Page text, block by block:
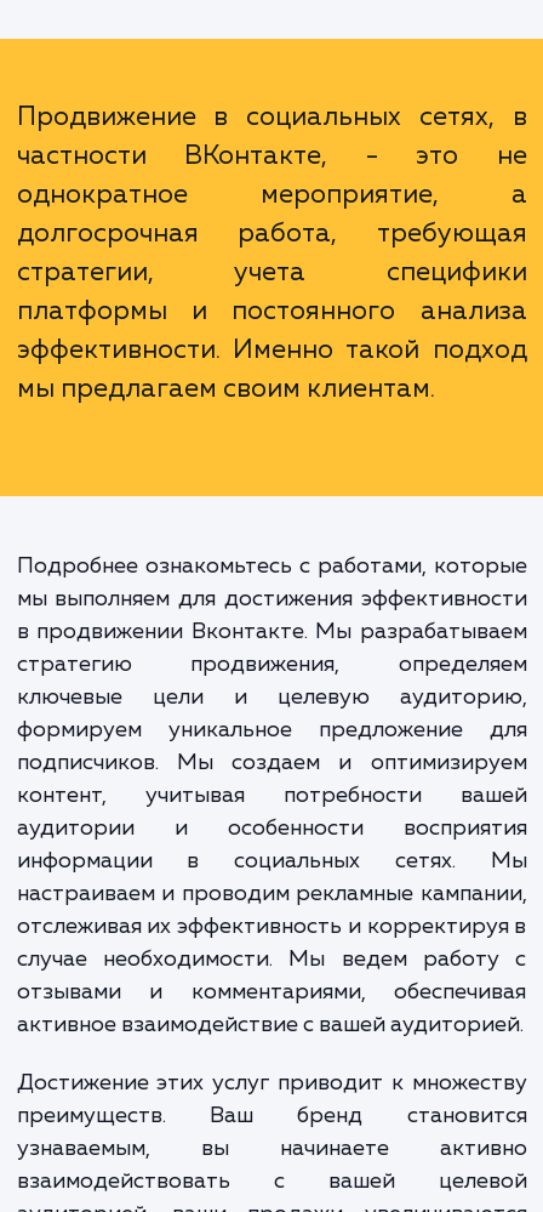
позволяет достигать максимальной
долгосрочному взаимодействию с
аудиторией, что ведет к укреплению
Продвижение в социальных
частности ВКонтакте, - это
платформы и постоянного
эффективности. Именно такой
мы предлагаем своим клиентам.
Подробнее ознакомьтесь с работами,
мы выполняем для достижения
в продвижении Вконтакте. Мы
стратегию продвижения,
ключевые цели и целевую
формируем уникальное предложение
контент, учитывая потребности
аудитории и особенности
информации в социальных
настраиваем и проводим рекламные